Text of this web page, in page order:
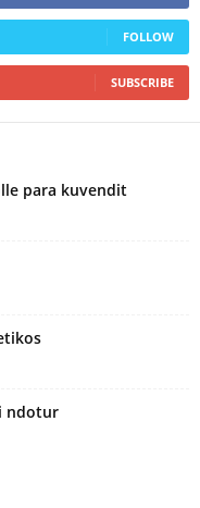
FOLLOW
SUBSCRIBE
para kuvendit
ndotur